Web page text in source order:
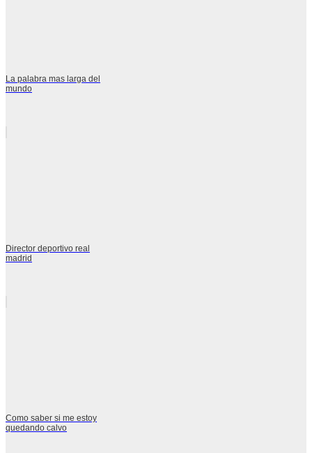
La palabra mas larga del
mundo
Director deportivo real
madrid
Como saber si me estoy
quedando calvo